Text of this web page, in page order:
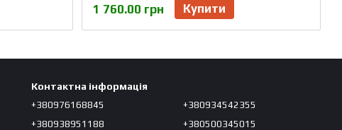
1 760.00 грн Купити
Контактна інформація
+380976168845
+380938951188
+380934542355
+380500345015